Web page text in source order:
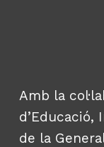
Amb la
d’Educació,
de la